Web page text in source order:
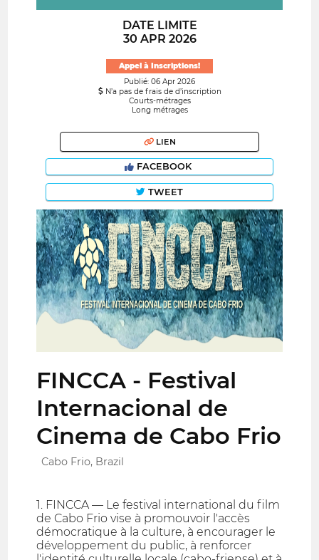
DATE LIMITE
30 APR 2026
Appel à Inscriptions!
Publié: 06 Apr 2026
N’a pas de frais de d’inscription
Courts-métrages
Long métrages
LIEN
FACEBOOK
TWEET
FINCCA - Festival
Internacional de
Cinema de Cabo Frio
Cabo Frio, Brazil
1. FINCCA — Le festival international du film
de Cabo Frio vise à promouvoir l'accès
démocratique à la culture, à encourager le
développement du public, à renforcer